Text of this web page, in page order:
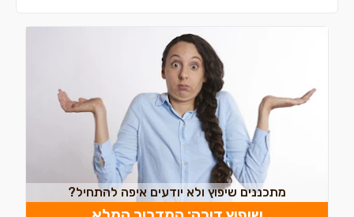
מתכננים שיפוץ ולא יודעים איפה להתחיל?